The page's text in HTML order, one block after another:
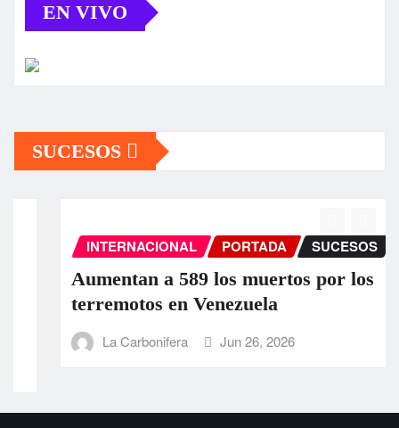
EN VIVO
SUCESOS
INTERNACIONAL PORTADA SUCESOS
Aumentan a 589 los muertos por los
terremotos en Venezuela
La Carbonifera Jun 26, 2026